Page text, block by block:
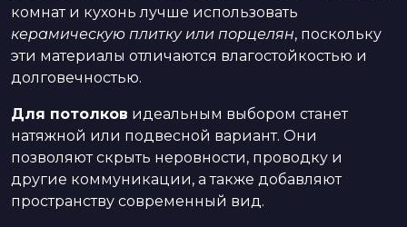
комнат и кухонь лучше использовать
керамическую плитку или порцелян, поскольку
эти материалы отличаются влагостойкостью и
долговечностью.
Для потолков идеальным выбором станет
натяжной или подвесной вариант. Они
позволяют скрыть неровности, проводку и
другие коммуникации, а также добавляют
пространству современный вид.